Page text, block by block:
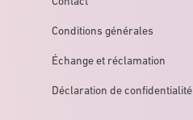
Conditions générales
Échange et réclamation
Déclaration de confidentialité